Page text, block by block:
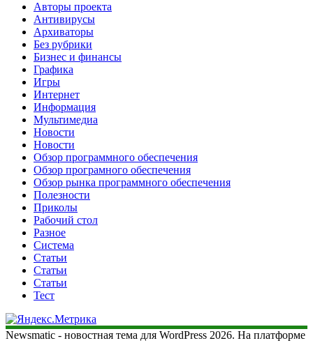
Авторы проекта
Антивирусы
Архиваторы
Без рубрики
Бизнес и финансы
Графика
Игры
Интернет
Информация
Мультимедиа
Новости
Новости
Обзор программного обеспечения
Обзор програмного обеспечения
Обзор рынка программного обеспечения
Полезности
Приколы
Рабочий стол
Разное
Система
Статьи
Статьи
Статьи
Тест
Newsmatic - новостная тема для WordPress 2026. На платформе